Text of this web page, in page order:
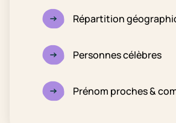
Répartition
Personnes célèbres
Prénom proches &